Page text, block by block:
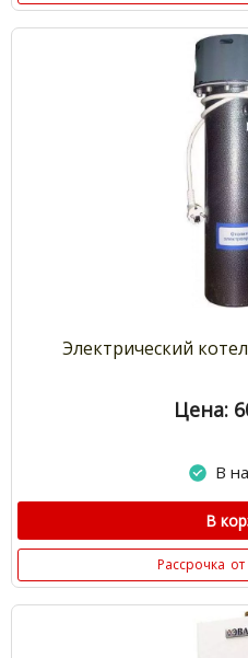
Электрический
Цена:
В
В
Рассрочка